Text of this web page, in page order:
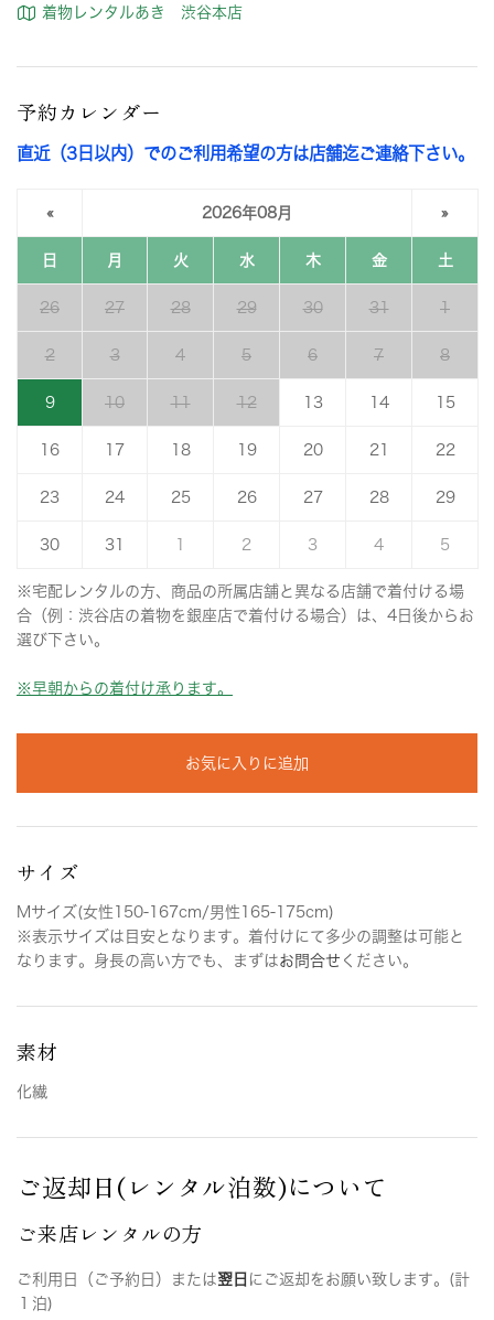
着物レンタルあき 渋谷本店
予約カレンダー
直近（3日以内）でのご利用希望の方は店舗迄ご連絡下さい。
« 2026年08月 »
日 月 火 水 木 金 土
26 27 28 29 30 31 1
2 3 4 5 6 7 8
9 10 11 12 13 14 15
16 17 18 19 20 21 22
23 24 25 26 27 28 29
30 31 2 3 4 5
※宅配レンタルの方、商品の所属店舗と異なる店舗で着付ける場
合（例：渋谷店の着物を銀座店で着付ける場合）は、4日後からお
選び下さい。
※早朝からの着付け承ります。
お気に入りに追加
サイズ
Mサイズ(女性150-167cm/男性165-175cm)
※表示サイズは目安となります。着付けにて多少の調整は可能と
なります。身長の高い方でも、まずはお問合せ ください。
素材
化繊
ご返却日(レンタル泊数)について
ご来店レンタルの方
ご利用日（ご予約日）または翌日 にご返却をお願い致します。(計
１泊)